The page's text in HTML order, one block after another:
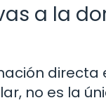
a la
directa
no es la